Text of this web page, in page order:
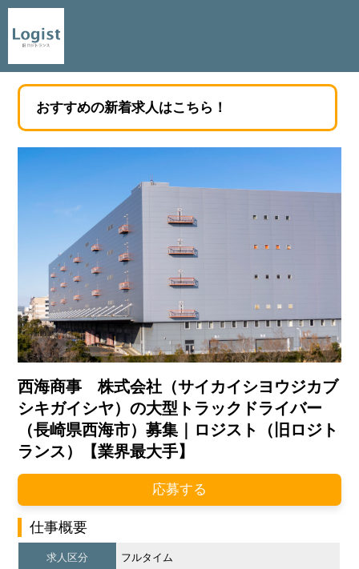
おすすめの新着求人はこちら！
西海商事 株式会社（サイカイシヨウジカブ
シキガイシヤ）の大型トラックドライバー
（長崎県西海市）募集｜ロジスト（旧ロジト
ランス）【業界最大手】
応募する
仕事概要
求人区分 フルタイム